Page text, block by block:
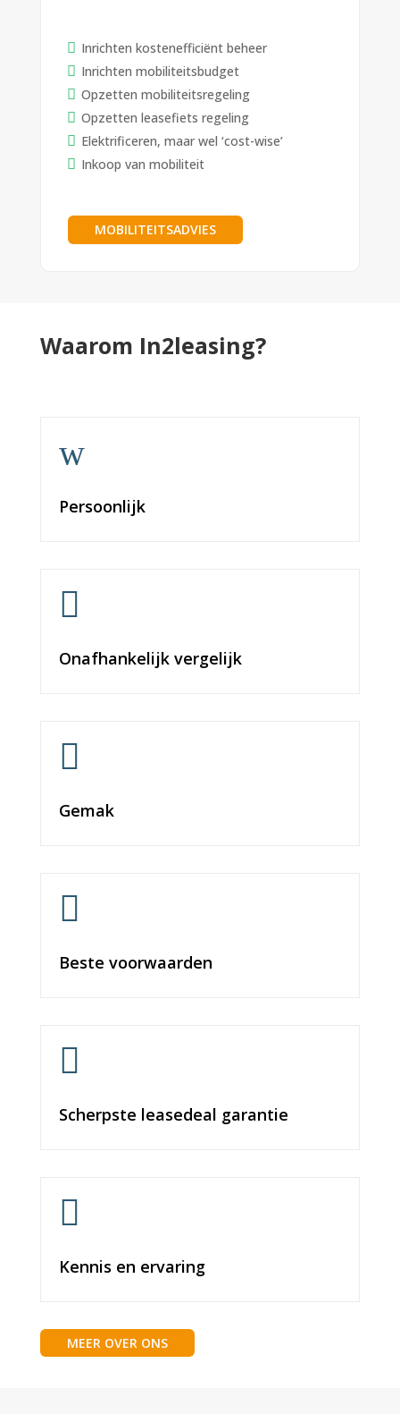
Inrichten kostenefficiënt beheer
Inrichten mobiliteitsbudget
Opzetten mobiliteitsregeling
Opzetten leasefiets regeling
Elektrificeren, maar wel ‘cost-wise’
Inkoop van mobiliteit
MOBILITEITSADVIES
Waarom In2leasing?
w
Persoonlijk

Onafhankelijk vergelijk

Gemak

Beste voorwaarden

Scherpste leasedeal garantie

Kennis en ervaring
MEER OVER ONS